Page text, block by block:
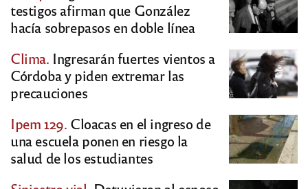
testigos afirman que González
hacía sobrepasos en doble línea
Clima. Ingresarán fuertes vientos a
Córdoba y piden extremar las
precauciones
Ipem 129. Cloacas en el ingreso de
una escuela ponen en riesgo la
salud de los estudiantes